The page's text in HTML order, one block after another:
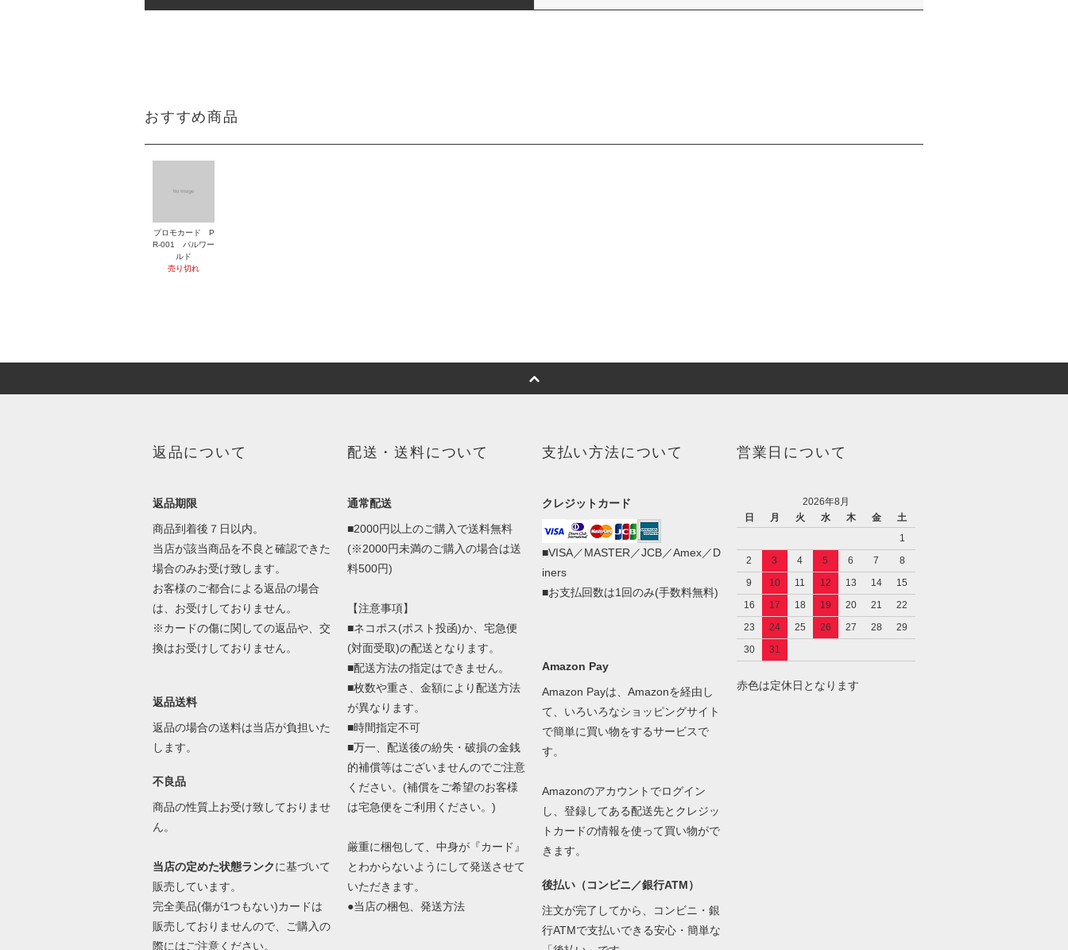
おすすめ商品
プロモカード P
R-001 パルワー
ルド
売り切れ
返品について
返品期限
商品到着後７日以内。
当店が該当商品を不良と確認できた
場合のみお受け致します。
お客様のご都合による返品の場合
は、お受けしておりません。
※カードの傷に関しての返品や、交
換はお受けしておりません。
返品送料
返品の場合の送料は当店が負担いた
します。
不良品
商品の性質上お受け致しておりませ
ん。
当店の定めた状態ランクに基づいて
販売しています。
完全美品(傷が1つもない)カードは
販売しておりませんので、ご購入の
際にはご注意ください。
配送・送料について
通常配送
■2000円以上のご購入で送料無料
(※2000円未満のご購入の場合は送
料500円)
【注意事項】
■ネコポス(ポスト投函)か、宅急便
(対面受取)の配送となります。
■配送方法の指定はできません。
■枚数や重さ、金額により配送方法
が異なります。
■時間指定不可
■万一、配送後の紛失・破損の金銭
的補償等はございませんのでご注意
ください。(補償をご希望のお客様
は宅急便をご利用ください。)
厳重に梱包して、中身が『カード』
とわからないようにして発送させて
いただきます。
●当店の梱包、発送方法
支払い方法について
クレジットカード
■VISA／MASTER／JCB／Amex／D
iners
■お支払回数は1回のみ(手数料無料)
Amazon Pay
Amazon Payは、Amazonを経由し
て、いろいろなショッピングサイト
で簡単に買い物をするサービスで
す。
Amazonのアカウントでログイン
し、登録してある配送先とクレジッ
トカードの情報を使って買い物がで
きます。
後払い（コンビニ／銀行ATM）
注文が完了してから、コンビニ・銀
行ATMで支払いできる安心・簡単な
営業日について
2026年8月
日
月 火 水 木 金
土
1
2
3 4 5 6 7
8
9
10 11 12 13 14
15
16
17 18 19 20 21
22
23
24 25 26 27 28
29
30
31
赤色は定休日となります